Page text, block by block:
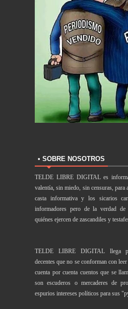
• SOBRE NOSOTROS
TELDE LIBRE DIGITAL es
valentía, sin miedo, sin censuras, para
casta informativa y los sicarios
informadores pero de la verdad
quiénes ejercen de zascandiles y
TELDE LIBRE DIGITAL llega
decentes que no se conforman con
cuenta por cuenta cuentos que se
son escuderos o mercaderes de
espurios intereses políticos para sus